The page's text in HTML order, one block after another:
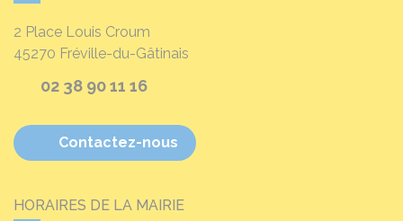
2 Place Louis Croum
45270 Fréville-du-Gâtinais
02 38 90 11 16
Contactez-nous
HORAIRES DE LA MAIRIE